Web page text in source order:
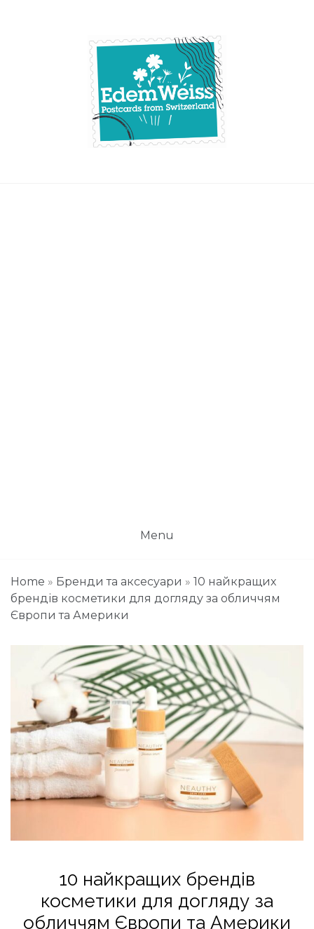
Menu
Home » Бренди та аксесуари » 10 найкращих
брендів косметики для догляду за обличчям
Європи та Америки
10 найкращих брендів
косметики для догляду за
обличчям Європи та Америки